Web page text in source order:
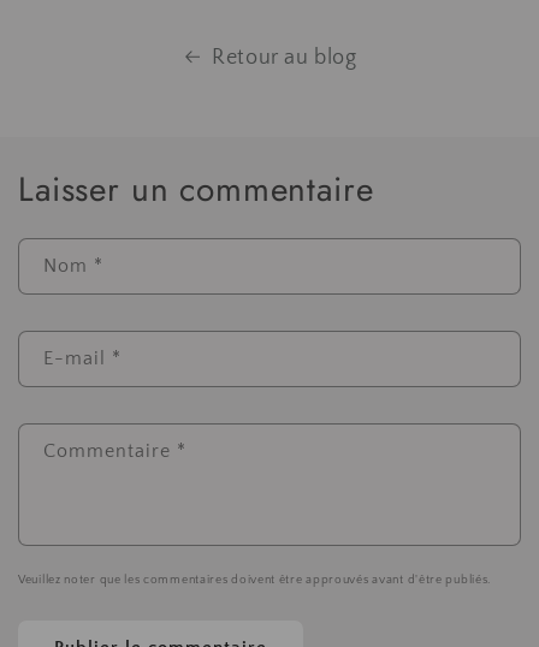
Retour au blog
Laisser un commentaire
Nom *
E-mail *
Commentaire *
Veuillez noter que les commentaires doivent être approuvés avant d'être publiés.